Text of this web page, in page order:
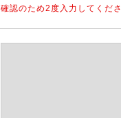
確認のため2度入力してくださ